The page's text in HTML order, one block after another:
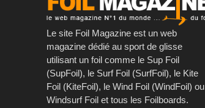
Le site Foil Magazine est un web
magazine dédié au sport de glisse
utilisant un foil comme le Sup Foil
(SupFoil), le Surf Foil (SurfFoil), le Kite
Foil (KiteFoil), le Wind Foil (WindFoil) ou
Windsurf Foil et tous les Foilboards.